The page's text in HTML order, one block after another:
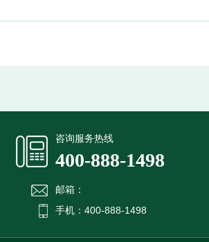
咨询服务热线
400-888-1498
邮箱：
手机：400-888-1498
提交信息